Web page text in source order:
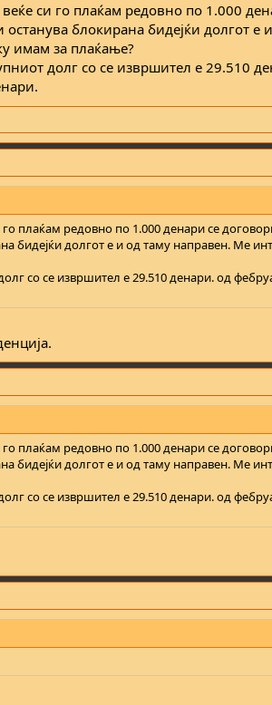
си го плаќам редовно по 1.000
блокирана бидејќи долгот е
имам за плаќање?
долг со се извршител е 29.510
плаќам редовно по 1.000 денари се
бидејќи долгот е и од таму направен. Ме
со се извршител е 29.510 денари. од
плаќам редовно по 1.000 денари се
бидејќи долгот е и од таму направен. Ме
со се извршител е 29.510 денари. од